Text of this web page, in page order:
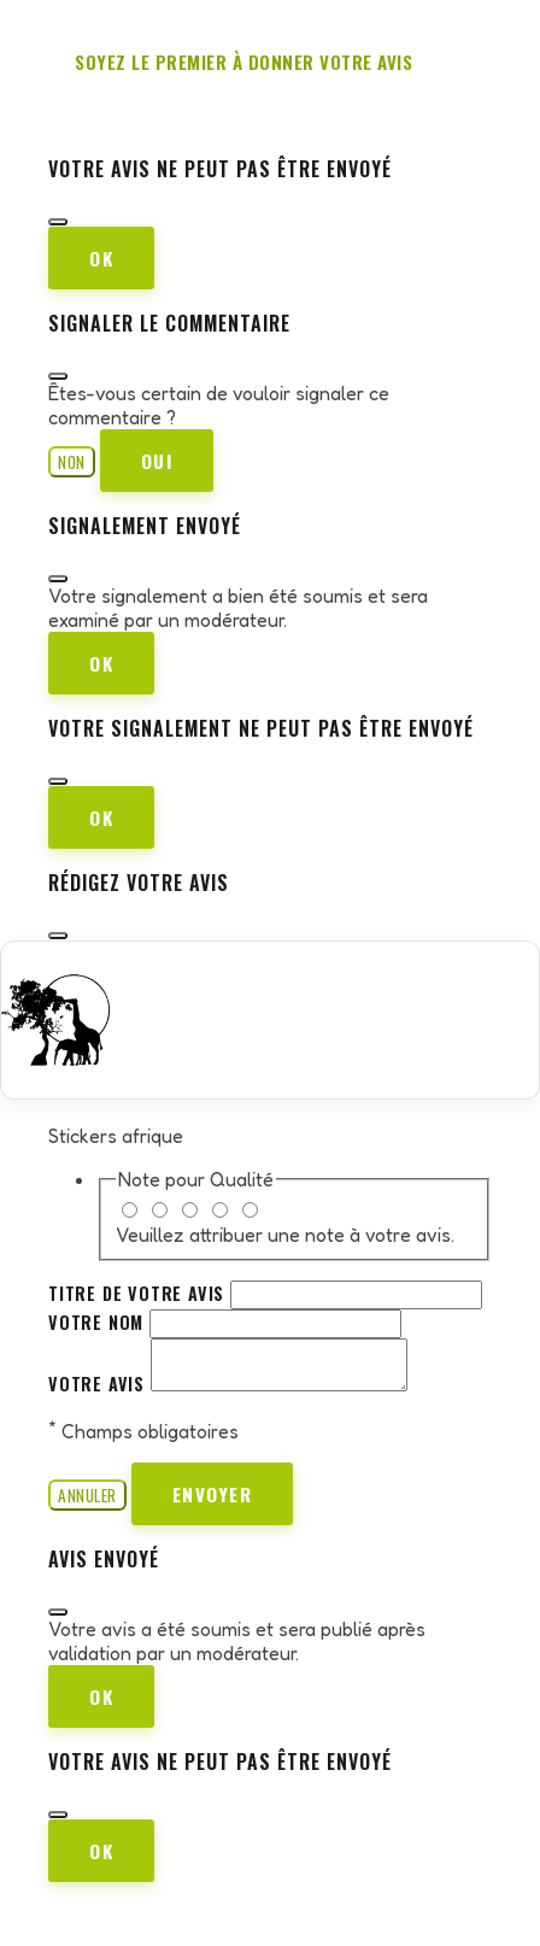
SOYEZ LE PREMIER À DONNER VOTRE AVIS
VOTRE AVIS NE PEUT PAS ÊTRE ENVOYÉ
OK
SIGNALER LE COMMENTAIRE
Êtes-vous certain de vouloir signaler ce
commentaire ?
NON
OUI
SIGNALEMENT ENVOYÉ
Votre signalement a bien été soumis et sera
examiné par un modérateur.
OK
VOTRE SIGNALEMENT NE PEUT PAS ÊTRE ENVOYÉ
OK
RÉDIGEZ VOTRE AVIS
Stickers afrique
Note pour Qualité
Veuillez attribuer une note à votre avis.
TITRE DE VOTRE AVIS
VOTRE NOM
VOTRE AVIS
* Champs obligatoires
ANNULER ENVOYER
AVIS ENVOYÉ
Votre avis a été soumis et sera publié après
validation par un modérateur.
OK
VOTRE AVIS NE PEUT PAS ÊTRE ENVOYÉ
OK